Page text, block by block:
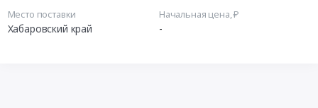
Место поставки
Хабаровский край
Начальная цена, ₽
-